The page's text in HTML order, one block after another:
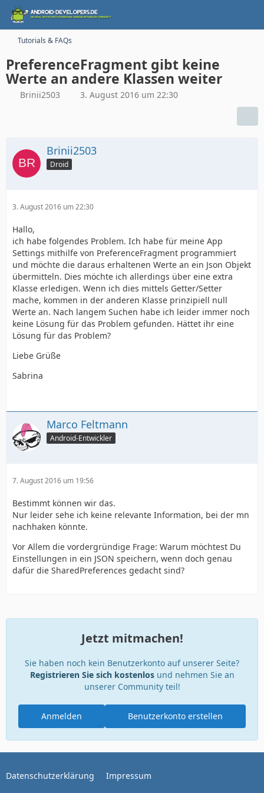
Tutorials & FAQs
PreferenceFragment gibt keine
Werte an andere Klassen weiter
Brinii2503 3. August 2016 um 22:30
Brinii2503
Droid
3. August 2016 um 22:30
Hallo,
ich habe folgendes Problem. Ich habe für meine App
Settings mithilfe von PreferenceFragment programmiert
und möchte die daraus erhaltenen Werte an ein Json Objekt
übermitteln. Dies möchte ich allerdings über eine extra
Klasse erledigen. Wenn ich dies mittels Getter/Setter
mache, kommen in der anderen Klasse prinzipiell null
Werte an. Nach langem Suchen habe ich leider immer noch
keine Lösung für das Problem gefunden. Hättet ihr eine
Lösung für das Problem?
Liebe Grüße
Sabrina
Marco Feltmann
Android-Entwickler
7. August 2016 um 19:56
Bestimmt können wir das.
Nur leider sehe ich keine relevante Information, bei der mn
nachhaken könnte.
Vor Allem die vordergründige Frage: Warum möchtest Du
Einstellungen in ein JSON speichern, wenn doch genau
dafür die SharedPreferences gedacht sind?
Jetzt mitmachen!
Sie haben noch kein Benutzerkonto auf unserer Seite?
Registrieren Sie sich kostenlosund nehmen Sie an
unserer Community teil!
Benutzerkonto erstellen
Anmelden
Datenschutzerklärung Impressum